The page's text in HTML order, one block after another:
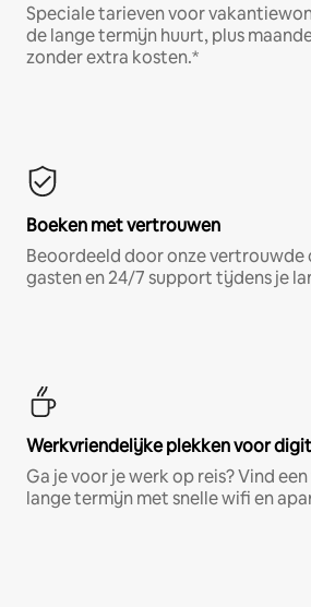
Speciale tarieven voor
de lange termijn huurt, plus
zonder extra kosten.*
Boeken met vertrouwen
Beoordeeld door onze vertrouwde
gasten en 24/7 support tijdens je
Werkvriendelijke plekken voor
Ga je voor je werk op reis? Vind
lange termijn met snelle wifi en